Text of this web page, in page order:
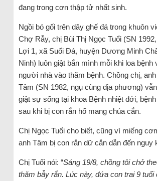
đang trong cơn thập tử nhất sinh.
Ngồi bó gối trên dãy ghế đá trong khuôn
Chợ Rẫy, chị Bùi Thị Ngọc Tuổi (SN
Lợi 1, xã Suối Đá, huyện Dương Minh
Ninh) luôn giật bắn mình mỗi khi loa bệnh
người nhà vào thăm bệnh. Chồng chị,
Tâm (SN 1982, ngụ cùng địa phương)
giật sự sống tại khoa Bệnh nhiệt đới,
sau khi bị con rắn hổ mang chúa cắn.
Chị Ngọc Tuổi cho biết, cũng vì miếng
anh Tâm bị con rắn dữ cắn dẫn đến nguy
Chị Tuổi nói: “Sáng 19/8, chồng tôi chở
thăm bẫy rắn. Lúc này, đứa con trai 9 tuổi